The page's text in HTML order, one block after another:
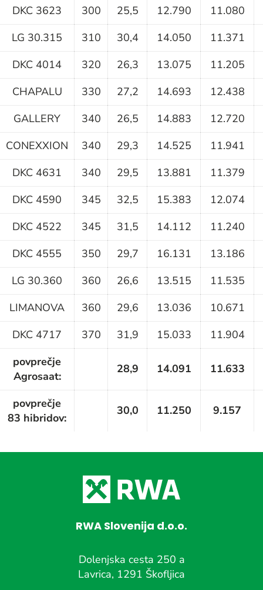
DKC 3623 300 25,5 12.790
11.080
LG 30.315
310 30,4 14.050
11.371
DKC 4014
320 26,3 13.075
11.205
CHAPALU
330 27,2 14.693
12.438
GALLERY
340 26,5 14.883
12.720
CONEXXION
340 29,3 14.525
11.941
DKC 4631
340 29,5 13.881
11.379
DKC 4590
345 32,5 15.383
12.074
DKC 4522
345 31,5 14.112
11.240
DKC 4555
350 29,7 16.131
13.186
LG 30.360
360 26,6 13.515
11.535
LIMANOVA
360 29,6 13.036
10.671
DKC 4717
370 31,9 15.033
11.904
povprečje
Agrosaat:
28,9 14.091 11.633
povprečje
83 hibridov:
30,0 11.250 9.157
RWA Slovenija d.o.o.
Dolenjska cesta 250 a
Lavrica, 1291 Škofljica